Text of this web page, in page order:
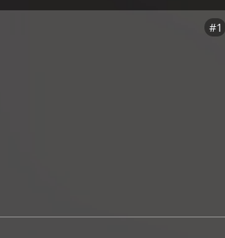
#1